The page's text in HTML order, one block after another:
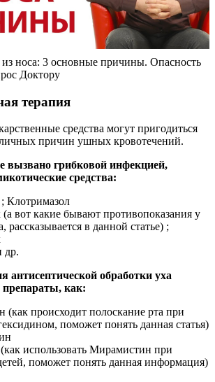
носа: 3 основные причины. Опасность
Доктору
терапия
средства могут пригодиться
причин ушных кровотечений.
вызвано грибковой инфекцией,
средства:
Клотримазол
вот какие бывают противопоказания у
рассказывается в данной статье) ;
др.
антисептической обработки уха
препараты, как:
(как происходит полоскание рта при
поможет понять данная статья)
использовать Мирамистин при
поможет понять данная информация)